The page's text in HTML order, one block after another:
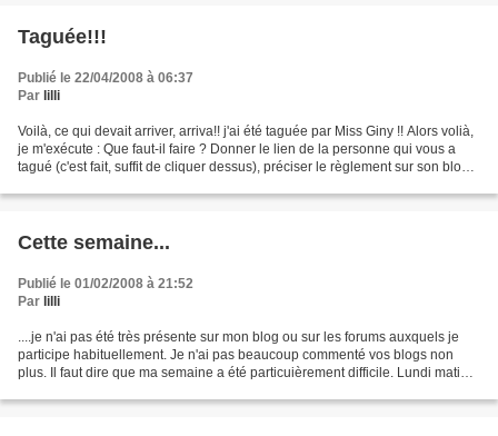
Taguée!!!
Publié le 22/04/2008 à 06:37
Par lilli
Voilà, ce qui devait arriver, arriva!! j'ai été taguée par Miss Giny !! Alors volià,
je m'exécute : Que faut-il faire ? Donner le lien de la personne qui vous a
tagué (c'est fait, suffit de cliquer dessus), préciser le règlement sur son blog
Cette semaine...
Publié le 01/02/2008 à 21:52
Par lilli
....je n'ai pas été très présente sur mon blog ou sur les forums auxquels je
participe habituellement. Je n'ai pas beaucoup commenté vos blogs non
plus. Il faut dire que ma semaine a été particuièrement difficile. Lundi matin,